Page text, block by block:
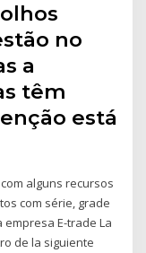
no
a
têm
está
alguns recursos
com série, grade
E-trade La
de la siguiente